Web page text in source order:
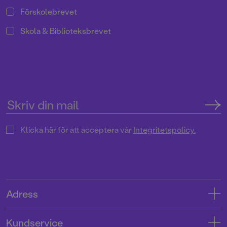
Förskolebrevet
Skola & Biblioteksbrevet
Klicka här för att acceptera vårIntegritetspolicy.
Adress
Kundservice